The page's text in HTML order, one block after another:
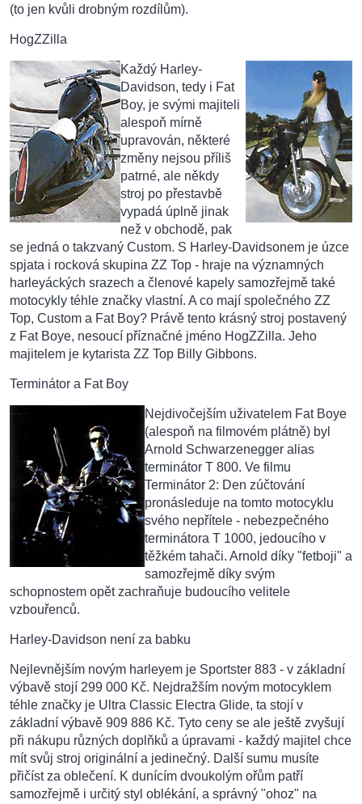
(to jen kvůli drobným rozdílům).
HogZZilla
Každý Harley-
Davidson, tedy i Fat
Boy, je svými majiteli
alespoň mírně
upravován, některé
změny nejsou příliš
patrné, ale někdy
stroj po přestavbě
vypadá úplně jinak
než v obchodě, pak
se jedná o takzvaný Custom. S Harley-Davidsonem je úzce
spjata i rocková skupina ZZ Top - hraje na významných
harleyáckých srazech a členové kapely samozřejmě také
motocykly téhle značky vlastní. A co mají společného ZZ
Top, Custom a Fat Boy? Právě tento krásný stroj postavený
z Fat Boye, nesoucí příznačné jméno HogZZilla. Jeho
majitelem je kytarista ZZ Top Billy Gibbons.
Terminátor a Fat Boy
Nejdivočejším uživatelem Fat Boye
(alespoň na filmovém plátně) byl
Arnold Schwarzenegger alias
terminátor T 800. Ve filmu
Terminátor 2: Den zúčtování
pronásleduje na tomto motocyklu
svého nepřítele - nebezpečného
terminátora T 1000, jedoucího v
těžkém tahači. Arnold díky "fetboji" a
samozřejmě díky svým
schopnostem opět zachraňuje budoucího velitele
vzbouřenců.
Harley-Davidson není za babku
Nejlevnějším novým harleyem je Sportster 883 - v základní
výbavě stojí 299 000 Kč. Nejdražším novým motocyklem
téhle značky je Ultra Classic Electra Glide, ta stojí v
základní výbavě 909 886 Kč. Tyto ceny se ale ještě zvyšují
při nákupu různých doplňků a úpravami - každý majitel chce
mít svůj stroj originální a jedinečný. Další sumu musíte
přičíst za oblečení. K dunícím dvoukolým ořům patří
samozřejmě i určitý styl oblékání, a správný "ohoz" na